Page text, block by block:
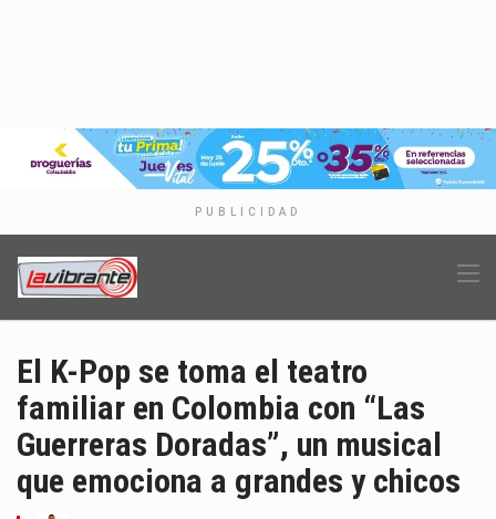
PUBLICIDAD
El K-Pop se toma el teatro
familiar en Colombia con “Las
Guerreras Doradas”, un musical
que emociona a grandes y chicos